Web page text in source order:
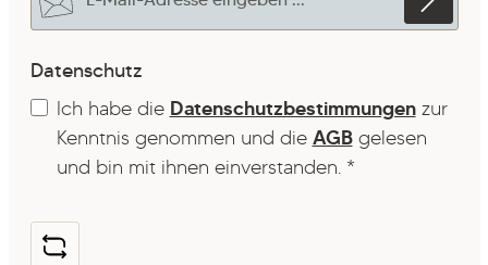
Datenschutz
Ich habe die Datenschutzbestimmungenzur
Kenntnis genommen und die AGBgelesen
und bin mit ihnen einverstanden. *